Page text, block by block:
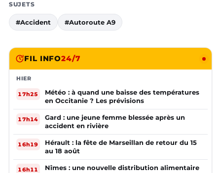
SUJETS
#Accident #Autoroute A9
FIL INFO24/7
HIER
17h25
Météo : à quand une baisse des températures
en Occitanie ? Les prévisions
17h14
Gard : une jeune femme blessée après un
accident en rivière
16h19
Hérault : la fête de Marseillan de retour du 15
au 18 août
16h11
Nîmes : une nouvelle distribution alimentaire